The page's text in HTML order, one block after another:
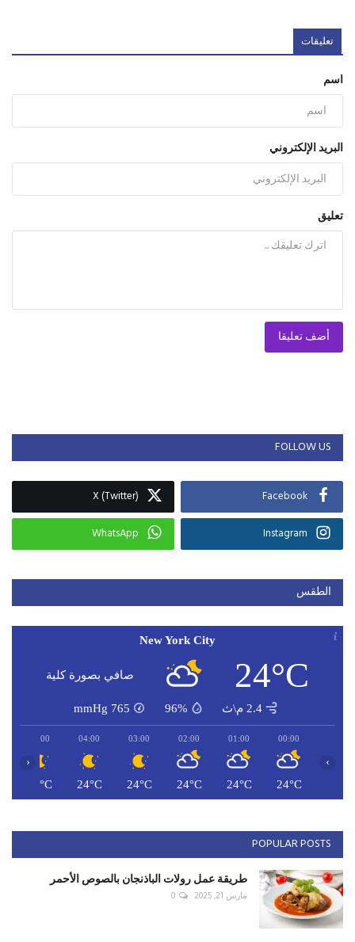
تعليقات
اسم
البريد الإلكتروني
تعليق
أضف تعليقا
FOLLOW US
Facebook
X (Twitter)
Instagram
WhatsApp
الطقس
New York City
24°C صافي بصورة كلية
2.4 م\ث 96%
765
mmHg
00:00
24°C
01:00
24°C
02:00
24°C
03:00
24°C
04:00
24°C
05:00
24°C
‹ ›
POPULAR POSTS
طريقة عمل رولات الباذنجان بالصوص الأحمر
مارس 21, 2025 0